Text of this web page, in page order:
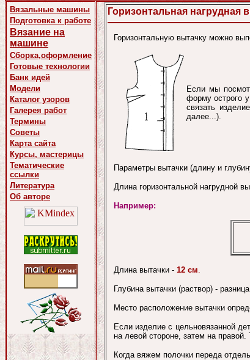
Вязальные машины
Подготовка к работе
Вязание на
машине
Сборка,оформление
Готовые технологии
Банк идей
Модели
Каталог узоров
Галерея работ
Термины
Советы
Карта сайта
Курсы, мастерицы
Тематические
ссылки
Литература
Об авторе
Горизонтальная нагрудная
Горизонтальную вытачку можно
Если мы
форму острого
связать
далее...).
Параметры вытачки (длину и
Длина горизонтальной нагрудной
Например:
Длина вытачки - 12 см.
Глубина вытачки (раствор) -
Место расположение вытачки
Если изделие с цельновязанной
на левой стороне, затем на
Когда вяжем полочки переда